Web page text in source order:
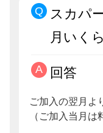
スカパ
月いく
回答
ご加入の翌月よ
（ご加入当月は